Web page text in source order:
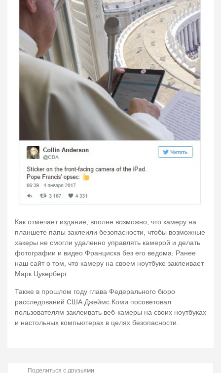
Как отмечает издание, вполне возможно, что камеру на
планшете папы заклеили безопасности, чтобы возможные
хакеры не смогли удаленно управлять камерой и делать
фотографии и видео Франциска без его ведома. Ранее
наш сайт о том, что камеру на своем ноутбуке заклеивает
Марк Цукерберг.
Также в прошлом году глава Федерального бюро
расследований США Джеймс Коми посоветовал
пользователям заклеивать веб-камеры на своих ноутбуках
и настольных компьютерах в целях безопасности.
Поделиться с друзьями